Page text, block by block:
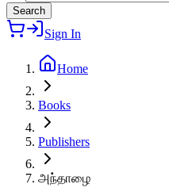
Search
Sign In
Home
Books
Publishers
அந்தாழை